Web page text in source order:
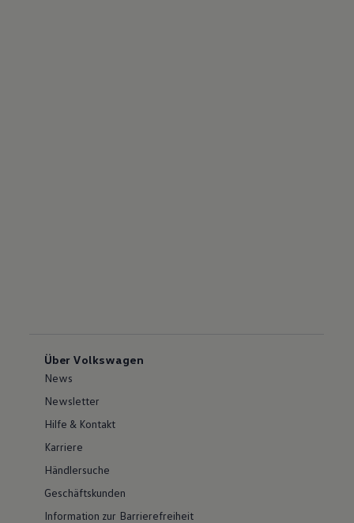
Über Volkswagen
News
Newsletter
Hilfe & Kontakt
Karriere
Händlersuche
Geschäftskunden
Information zur Barrierefreiheit